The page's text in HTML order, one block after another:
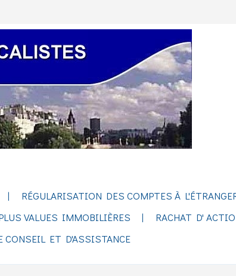
RÉGULARISATION DES COMPTES À
VALUES IMMOBILIÈRES
RACHAT D'
CONSEIL ET D'ASSISTANCE